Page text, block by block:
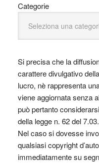
Categorie
Si precisa che la
carattere divulgativo
lucro, nè rappresenta
viene aggiornata senza
può pertanto
della legge n. 62 del
Nel caso si dovesse
qualsiasi copyright
immediatamente su